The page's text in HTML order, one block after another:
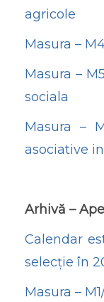
agricole
Masura –
Masura –
sociala
Masura –
asociative
Arhivă –
Calendar
selecție în
Masura –